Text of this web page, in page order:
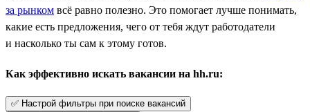
за рынком всё равно полезно. Это помогает лучше понимать,
какие есть предложения, чего от тебя ждут работодатели
и насколько ты сам к этому готов.
Как эффективно искать вакансии на hh.ru:
✅ Настрой фильтры при поиске вакансий